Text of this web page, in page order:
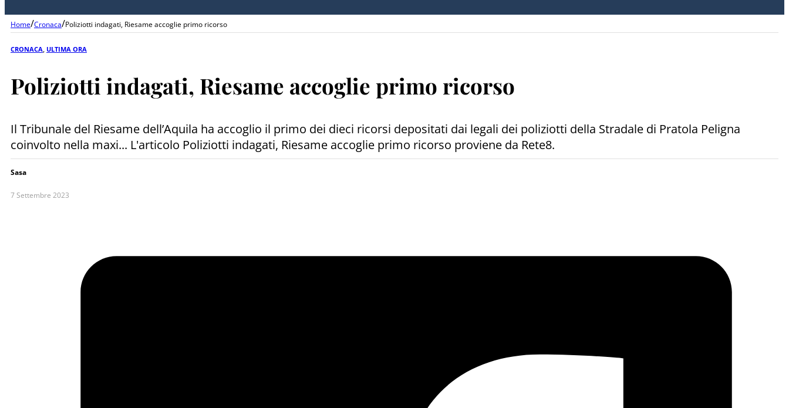
Home/Cronaca/Poliziotti indagati, Riesame accoglie primo ricorso
CRONACA ULTIMA ORA
Poliziotti indagati, Riesame accoglie primo ricorso
Il Tribunale del Riesame dell’Aquila ha accoglio il primo dei dieci ricorsi depositati dai legali dei poliziotti della Stradale di Pratola Peligna
coinvolto nella maxi... L'articolo Poliziotti indagati, Riesame accoglie primo ricorso proviene da Rete8.
Sasa
7 Settembre 2023